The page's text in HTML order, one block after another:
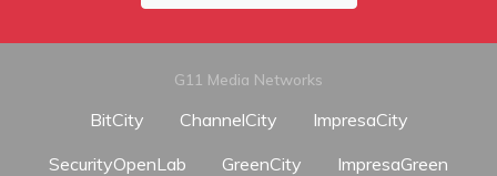
G11 Media Networks
BitCity ChannelCity
ImpresaCity
SecurityOpenLab
GreenCity
ImpresaGreen